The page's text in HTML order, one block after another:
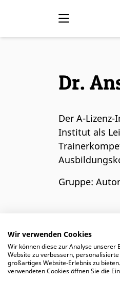
Dr.
Der A-
Institut als
Gruppe:
ALLE AUTOREN
Wir verwenden Cookies
Wir können diese zur Analyse
Website zu verbessern,
großartiges Website-Erlebnis zu
verwendeten Cookies öffnen Sie die